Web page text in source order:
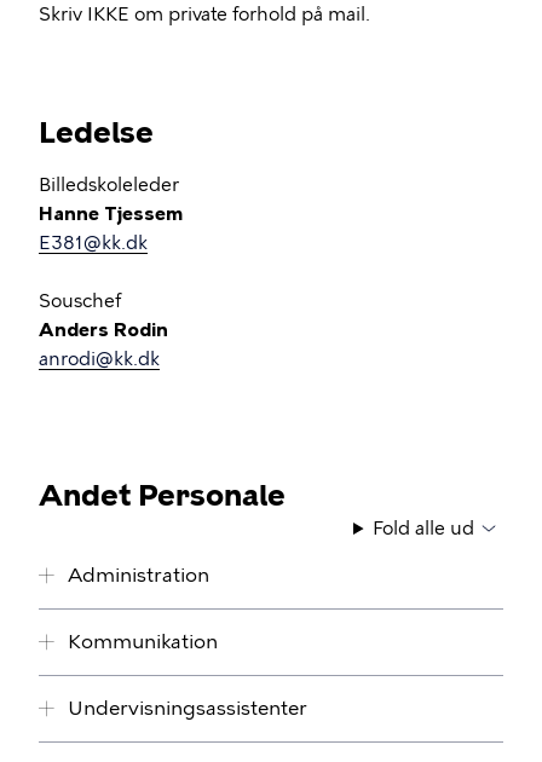
Skriv IKKE om private forhold på mail.
Ledelse
Billedskoleleder
Hanne Tjessem
E381@kk.dk
Souschef
Anders Rodin
anrodi@kk.dk
Andet Personale
Fold alle ud
Administration
Kommunikation
Undervisningsassistenter